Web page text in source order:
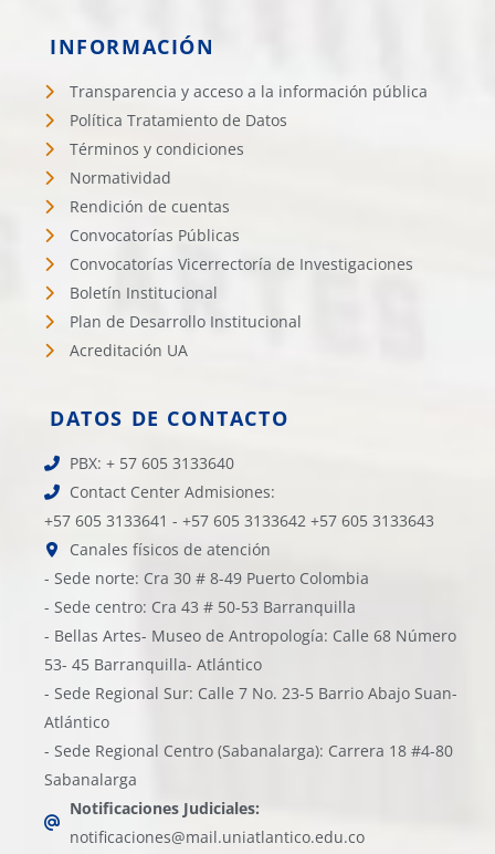
INFORMACIÓN
Transparencia y acceso a la información pública
Política Tratamiento de Datos
Términos y condiciones
Normatividad
Rendición de cuentas
Convocatorías Públicas
Convocatorías Vicerrectoría de Investigaciones
Boletín Institucional
Plan de Desarrollo Institucional
Acreditación UA
DATOS DE CONTACTO
PBX: + 57 605 3133640
Contact Center Admisiones:
+57 605 3133641 - +57 605 3133642 +57 605 3133643
Canales físicos de atención
- Sede norte: Cra 30 # 8-49 Puerto Colombia
- Sede centro: Cra 43 # 50-53 Barranquilla
- Bellas Artes- Museo de Antropología: Calle 68 Número
53- 45 Barranquilla- Atlántico
- Sede Regional Sur: Calle 7 No. 23-5 Barrio Abajo Suan-
Atlántico
- Sede Regional Centro (Sabanalarga): Carrera 18 #4-80
Sabanalarga
Notificaciones Judiciales:
notificaciones@mail.uniatlantico.edu.co